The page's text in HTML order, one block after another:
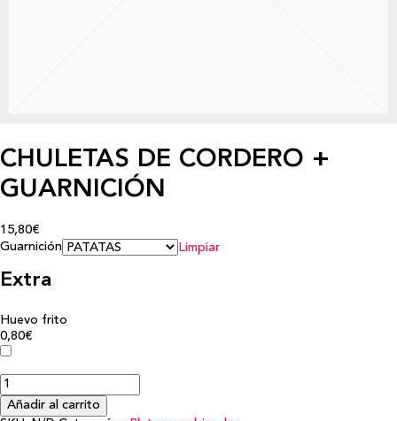
CHULETAS DE CORDERO +
GUARNICIÓN
15,80€
Guarnición
Limpiar
Extra
Huevo frito
0,80€
Añadir al carrito